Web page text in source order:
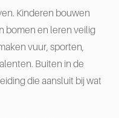
Kinderen bouwen
bomen en leren veilig
vuur, sporten,
Buiten in de
die aansluit bij wat